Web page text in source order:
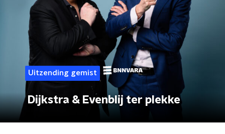
Uitzending gemist
Dijkstra & Evenblij ter plekke